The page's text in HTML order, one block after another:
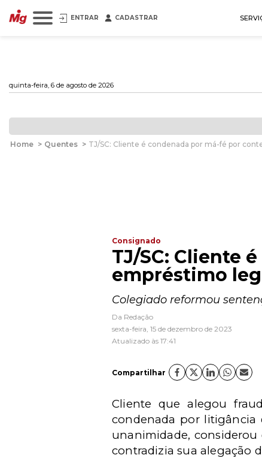
ENTRAR CADASTRAR
quinta-feira, 6 de agosto de 2026
Home > Quentes > TJ/SC: Cliente é condenada por má-fé por
Consignado
TJ/SC: Cliente
empréstimo
Colegiado reformou
Da Redação
sexta-feira, 15 de dezembro de 2023
Atualizado às 17:41
Compartilhar
Cliente que alegou
condenada por litigância
unanimidade,
contradizia sua alegação